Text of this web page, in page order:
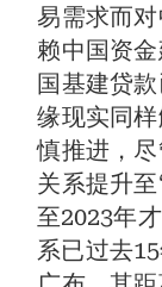
易需求而
赖中国资
国基建贷
缘现实同
慎推进，
关系提升
至2023年
系已过去